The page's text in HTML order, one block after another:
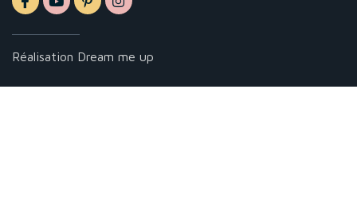
Réalisation Dream me up